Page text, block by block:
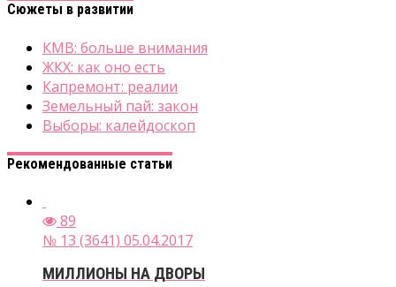
Сюжеты в развитии
КМВ: больше внимания
ЖКХ: как оно есть
Капремонт: реалии
Земельный пай: закон
Выборы: калейдоскоп
Рекомендованные статьи
89
№ 13 (3641) 05.04.2017
МИЛЛИОНЫ НА ДВОРЫ